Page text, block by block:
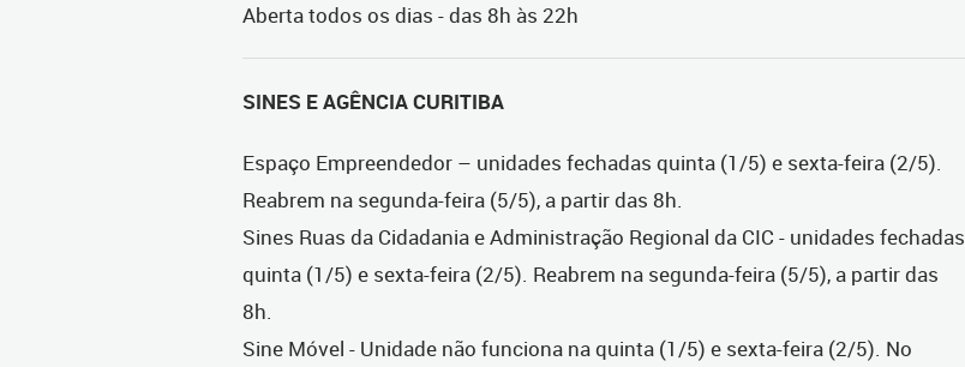
Aberta todos os dias -das 8h às 22h
SINES E AGÊNCIA CURITIBA
Espaço Empreendedor – unidades fechadas quinta (1/5) e sexta-feira (2/5).
Reabrem na segunda-feira (5/5), a partir das 8h.
Sines Ruas da Cidadania e Administração Regional da CIC - unidades fechadas
quinta (1/5) e sexta-feira (2/5). Reabrem na segunda-feira (5/5), a partir das
8h.
Sine Móvel - Unidade não funciona na quinta (1/5) e sexta-feira (2/5). No